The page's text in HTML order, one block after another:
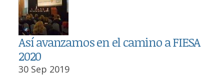
Así avanzamos en el camino a FIESA
2020
30 Sep 2019